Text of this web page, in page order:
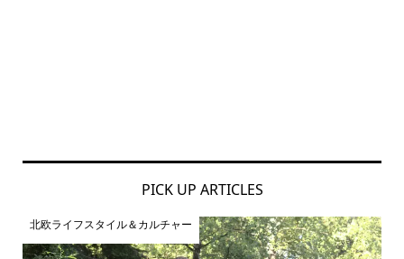
PICK UP ARTICLES
北欧ライフスタイル＆カルチャー